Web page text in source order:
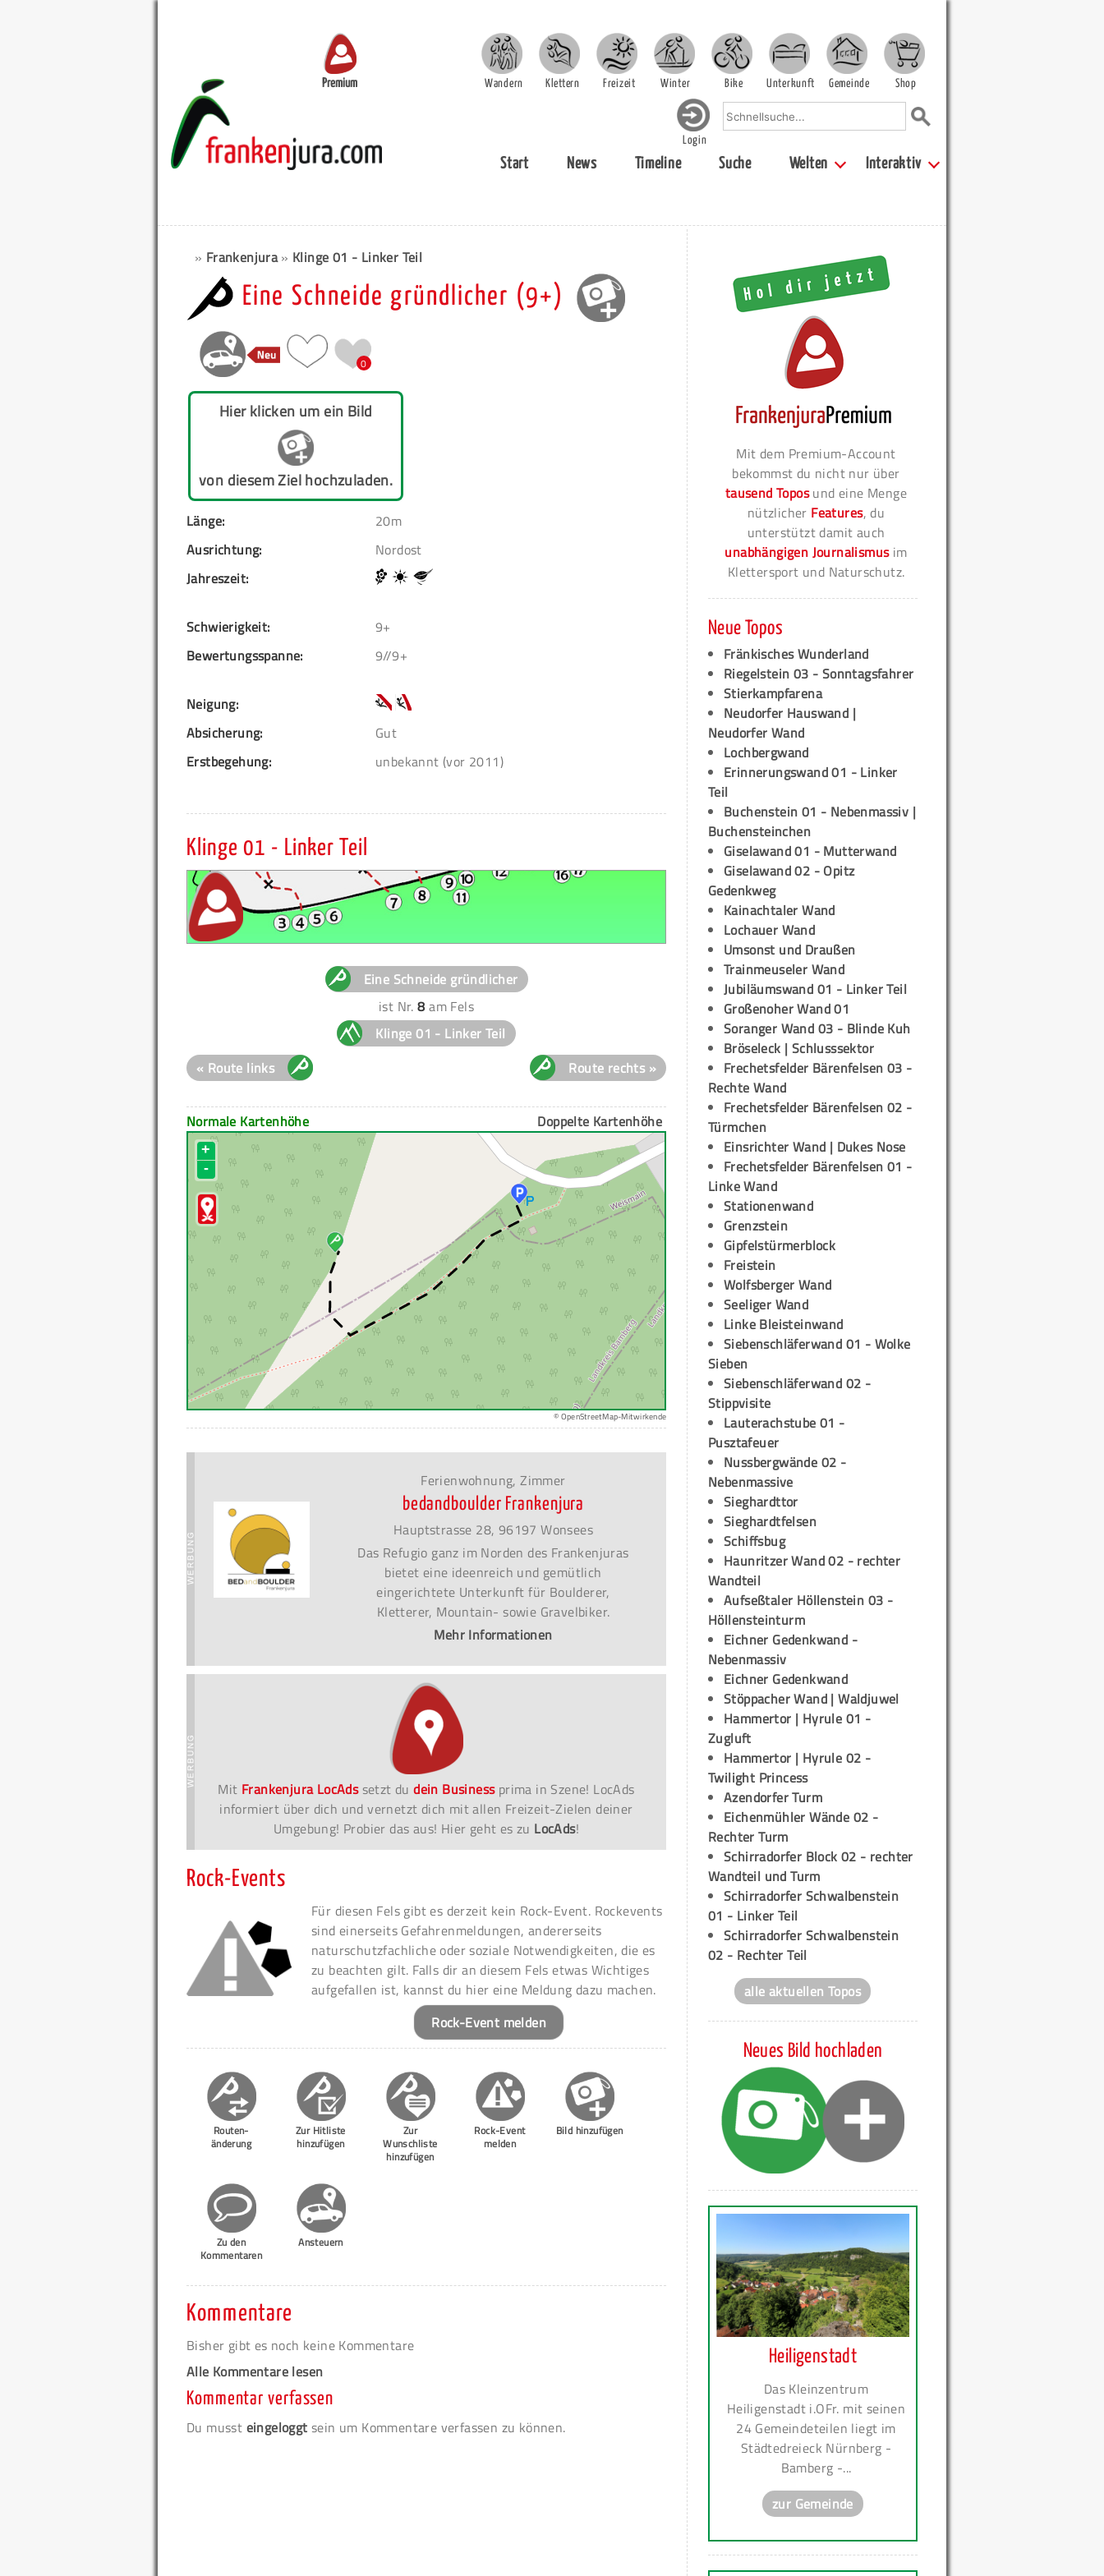
Premium Wandern Klettern Freizeit Winter Bike Unterkunft Gemeinde Shop
Login
Start News Timeline Suche Welten Interaktiv
» Frankenjura» Klinge 01 - Linker Teil
Eine Schneide gründlicher (9+)
0
Hier klicken um ein Bild
von diesem Ziel hochzuladen.
Länge:
20m
Ausrichtung:
Nordost
Jahreszeit:
Schwierigkeit:
9+
Bewertungsspanne:
9//9+
Neigung:
Absicherung:
Gut
Erstbegehung:
unbekannt (vor 2011)
Klinge 01 - Linker Teil
Eine Schneide gründlicher
ist Nr.8 am Fels
Klinge 01 - Linker Teil
« Route links
Route rechts »
Normale Kartenhöhe Doppelte Kartenhöhe
+
-
© OpenStreetMap-Mitwirkende
Ferienwohnung, Zimmer
bedandboulder Frankenjura
Hauptstrasse 28, 96197 Wonsees
Das Refugio ganz im Norden des Frankenjuras
bietet eine ideenreich und gemütlich
eingerichtete Unterkunft für Boulderer,
Kletterer, Mountain- sowie Gravelbiker.
Mehr Informationen
Mit Frankenjura LocAdssetzt dudein Businessprima in Szene! LocAds
informiert über dich und vernetzt dich mit allen Freizeit-Zielen deiner
Umgebung! Probier das aus! Hier geht es zu LocAds!
Rock-Events
Für diesen Fels gibt es derzeit kein Rock-Event. Rockevents
sind einerseits Gefahrenmeldungen, andererseits
naturschutzfachliche oder soziale Notwendigkeiten, die es
zu beachten gilt. Falls dir an diesem Fels etwas Wichtiges
aufgefallen ist, kannst du hier eine Meldung dazu machen.
Rock-Event melden
Routen-
änderung
Zur Hitliste
hinzufügen
Zur
Wunschliste
hinzufügen
Rock-Event
melden
Bild hinzufügen
Zu den
Kommentaren
Ansteuern
Kommentare
Bisher gibt es noch keine Kommentare
Alle Kommentare lesen
Kommentar verfassen
Du musst eingeloggt sein um Kommentare verfassen zu können.
Mit dem Premium-Account
bekommst du nicht nur über
tausend Toposund eine Menge
nützlicher Features, du
unterstützt damit auch
unabhängigen Journalismusim
Klettersport und Naturschutz.
Neue Topos
Fränkisches Wunderland
Riegelstein 03 - Sonntagsfahrer
Stierkampfarena
Neudorfer Hauswand |
Neudorfer Wand
Lochbergwand
Erinnerungswand 01 - Linker
Teil
Buchenstein 01 - Nebenmassiv |
Buchensteinchen
Giselawand 01 - Mutterwand
Giselawand 02 - Opitz
Gedenkweg
Kainachtaler Wand
Lochauer Wand
Umsonst und Draußen
Trainmeuseler Wand
Jubiläumswand 01 - Linker Teil
Großenoher Wand 01
Soranger Wand 03 - Blinde Kuh
Bröseleck | Schlusssektor
Frechetsfelder Bärenfelsen 03 -
Rechte Wand
Frechetsfelder Bärenfelsen 02 -
Türmchen
Einsrichter Wand | Dukes Nose
Frechetsfelder Bärenfelsen 01 -
Linke Wand
Stationenwand
Grenzstein
Gipfelstürmerblock
Freistein
Wolfsberger Wand
Seeliger Wand
Linke Bleisteinwand
Siebenschläferwand 01 - Wolke
Sieben
Siebenschläferwand 02 -
Stippvisite
Lauterachstube 01 -
Pusztafeuer
Nussbergwände 02 -
Nebenmassive
Sieghardttor
Sieghardtfelsen
Schiffsbug
Haunritzer Wand 02 - rechter
Wandteil
Aufseßtaler Höllenstein 03 -
Höllensteinturm
Eichner Gedenkwand -
Nebenmassiv
Eichner Gedenkwand
Stöppacher Wand | Waldjuwel
Hammertor | Hyrule 01 -
Zugluft
Hammertor | Hyrule 02 -
Twilight Princess
Azendorfer Turm
Eichenmühler Wände 02 -
Rechter Turm
Schirradorfer Block 02 - rechter
Wandteil und Turm
Schirradorfer Schwalbenstein
01 - Linker Teil
Schirradorfer Schwalbenstein
02 - Rechter Teil
alle aktuellen Topos
Neues Bild hochladen
Heiligenstadt
Das Kleinzentrum
Heiligenstadt i.OFr. mit seinen
24 Gemeindeteilen liegt im
Städtedreieck Nürnberg -
Bamberg -...
zur Gemeinde